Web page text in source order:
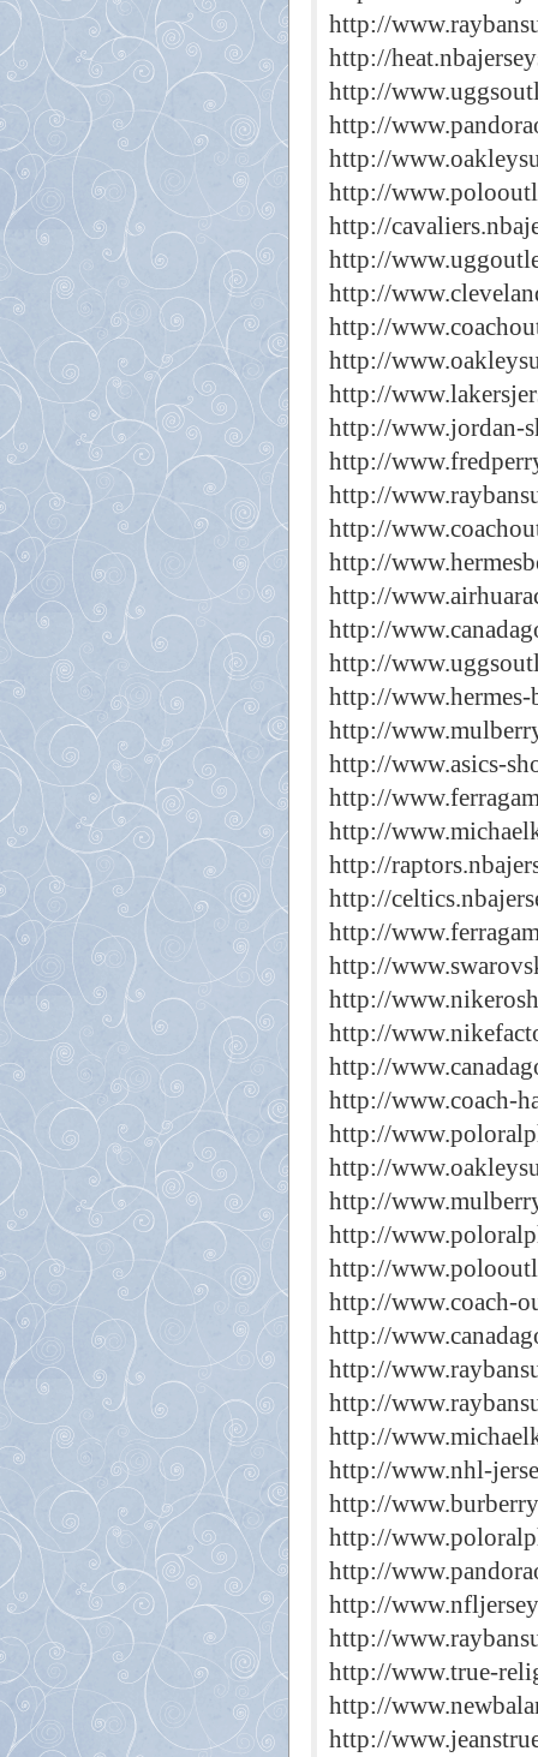
http://
http://
http://
http://
http://
http://
http://
http://
http://
http://
http://
http://
http://www.jordan-
http://
http://
http://
http://
http://
http://
http://
http://
http://
http://www.asics-
http://
http://
http://
http://
http://
http://
http://
http://
http://
http://www.coach-
http://
http://
http://
http://
http://
http://www.coach-
http://
http://
http://
http://
http://www.nhl-
http://
http://
http://
http://
http://
http://www.true-
http://
http://